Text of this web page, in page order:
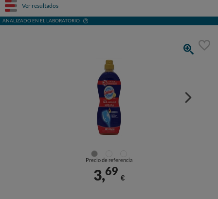
Ver resultados
ANALIZADO EN EL LABORATORIO
Precio de referencia
3,69
€